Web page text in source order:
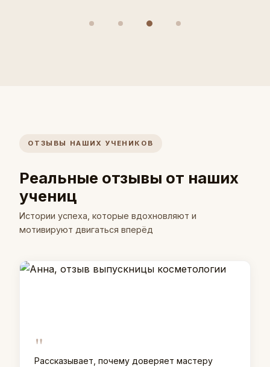
ОТЗЫВЫ НАШИХ УЧЕНИКОВ
Реальные отзывы от наших
учениц
Истории успеха, которые вдохновляют и
мотивируют двигаться вперёд
"
Рассказывает, почему доверяет мастеру